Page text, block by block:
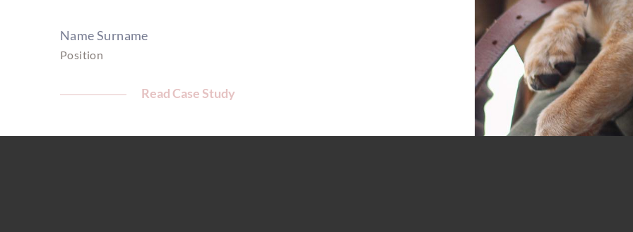
Name Surname
Position
Read Case Study